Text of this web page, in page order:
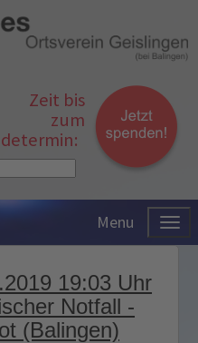
Zeit bis
zum
Menu
19:03 Uhr
Notfall -
(Balingen)